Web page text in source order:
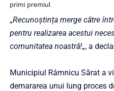
primi premiul.
„Recunoștința merge către
pentru realizarea acestui
comunitatea noastră!„, a
Municipiul Râmnicu Sărat a
demararea unui lung proces